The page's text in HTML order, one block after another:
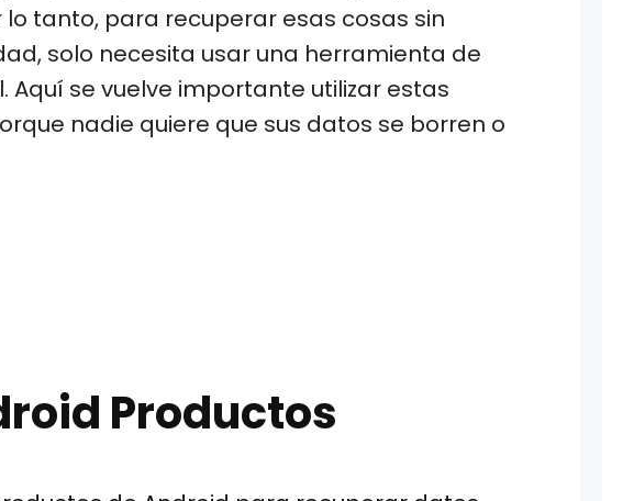
lo tanto, para recuperar esas cosas sin
solo necesita usar una herramienta de
Aquí se vuelve importante utilizar estas
nadie quiere que sus datos se borren o
Productos